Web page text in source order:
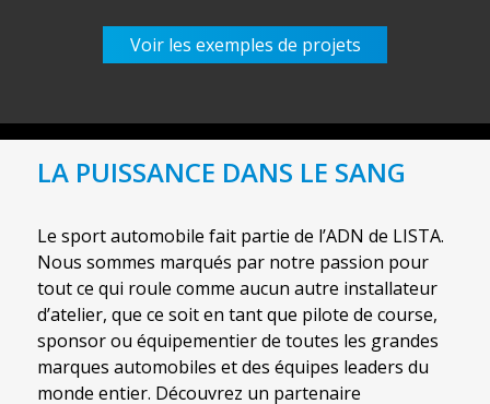
Voir les exemples de projets
LA PUISSANCE DANS LE SANG
Le sport automobile fait partie de l’ADN de LISTA.
Nous sommes marqués par notre passion pour
tout ce qui roule comme aucun autre installateur
d’atelier, que ce soit en tant que pilote de course,
sponsor ou équipementier de toutes les grandes
marques automobiles et des équipes leaders du
monde entier. Découvrez un partenaire